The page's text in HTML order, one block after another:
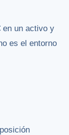
en un activo y
es el entorno